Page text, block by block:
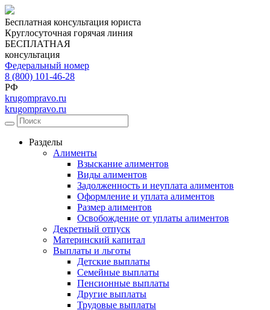
Бесплатная консультация юриста
Круглосуточная горячая линия
БЕСПЛАТНАЯ
консультация
Федеральный номер
8 (800) 101-46-28
РФ
krugompravo.ru
krugompravo.ru
Разделы
Алименты
Взыскание алиментов
Виды алиментов
Задолженность и неуплата алиментов
Оформление и уплата алиментов
Размер алиментов
Освобождение от уплаты алиментов
Декретный отпуск
Материнский капитал
Выплаты и льготы
Детские выплаты
Семейные выплаты
Пенсионные выплаты
Другие выплаты
Трудовые выплаты